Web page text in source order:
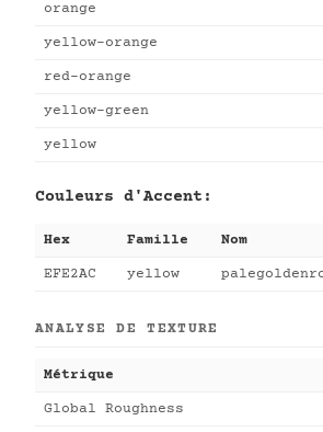
orange
yellow-orange
red-orange
yellow-green
yellow
Couleurs d'Accent:
Hex Famille Nom
EFE2AC yellow
ANALYSE DE TEXTURE
Métrique
Global Roughness